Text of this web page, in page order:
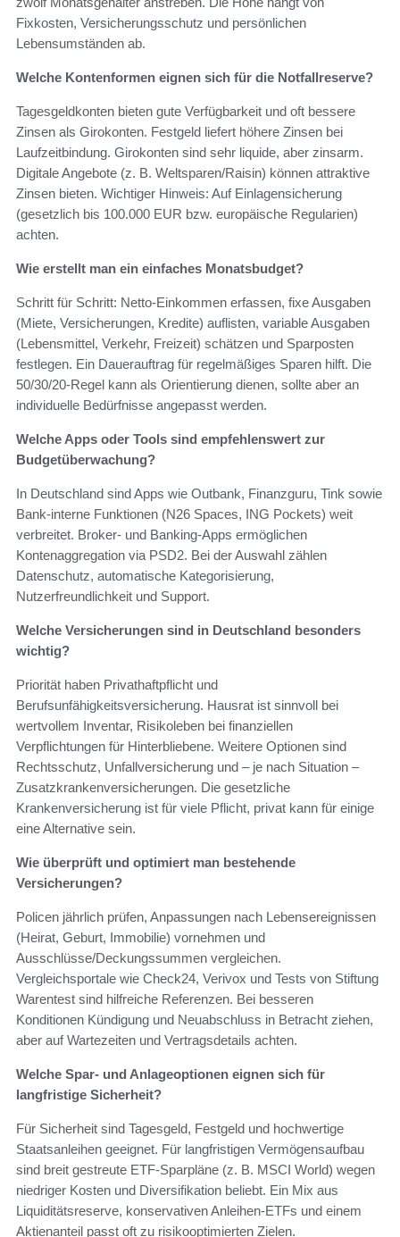
Fixkosten, Versicherungsschutz und persönlichen
Lebensumständen ab.
Welche Kontenformen eignen sich für die Notfallreserve?
Tagesgeldkonten bieten gute Verfügbarkeit und oft bessere
Zinsen als Girokonten. Festgeld liefert höhere Zinsen bei
Laufzeitbindung. Girokonten sind sehr liquide, aber zinsarm.
Digitale Angebote (z. B. Weltsparen/Raisin) können attraktive
Zinsen bieten. Wichtiger Hinweis: Auf Einlagensicherung
(gesetzlich bis 100.000 EUR bzw. europäische Regularien)
achten.
Wie erstellt man ein einfaches Monatsbudget?
Schritt für Schritt: Netto-Einkommen erfassen, fixe Ausgaben
(Miete, Versicherungen, Kredite) auflisten, variable Ausgaben
(Lebensmittel, Verkehr, Freizeit) schätzen und Sparposten
festlegen. Ein Dauerauftrag für regelmäßiges Sparen hilft. Die
50/30/20-Regel kann als Orientierung dienen, sollte aber an
individuelle Bedürfnisse angepasst werden.
Welche Apps oder Tools sind empfehlenswert zur
Budgetüberwachung?
In Deutschland sind Apps wie Outbank, Finanzguru, Tink sowie
Bank-interne Funktionen (N26 Spaces, ING Pockets) weit
verbreitet. Broker- und Banking-Apps ermöglichen
Kontenaggregation via PSD2. Bei der Auswahl zählen
Datenschutz, automatische Kategorisierung,
Nutzerfreundlichkeit und Support.
Welche Versicherungen sind in Deutschland besonders
wichtig?
Priorität haben Privathaftpflicht und
Berufsunfähigkeitsversicherung. Hausrat ist sinnvoll bei
wertvollem Inventar, Risikoleben bei finanziellen
Verpflichtungen für Hinterbliebene. Weitere Optionen sind
Rechtsschutz, Unfallversicherung und – je nach Situation –
Zusatzkrankenversicherungen. Die gesetzliche
Krankenversicherung ist für viele Pflicht, privat kann für einige
eine Alternative sein.
Wie überprüft und optimiert man bestehende
Versicherungen?
Policen jährlich prüfen, Anpassungen nach Lebensereignissen
(Heirat, Geburt, Immobilie) vornehmen und
Ausschlüsse/Deckungssummen vergleichen.
Vergleichsportale wie Check24, Verivox und Tests von Stiftung
Warentest sind hilfreiche Referenzen. Bei besseren
Konditionen Kündigung und Neuabschluss in Betracht ziehen,
aber auf Wartezeiten und Vertragsdetails achten.
Welche Spar- und Anlageoptionen eignen sich für
langfristige Sicherheit?
Für Sicherheit sind Tagesgeld, Festgeld und hochwertige
Staatsanleihen geeignet. Für langfristigen Vermögensaufbau
sind breit gestreute ETF-Sparpläne (z. B. MSCI World) wegen
niedriger Kosten und Diversifikation beliebt. Ein Mix aus
Liquiditätsreserve, konservativen Anleihen-ETFs und einem
Aktienanteil passt oft zu risikooptimierten Zielen.